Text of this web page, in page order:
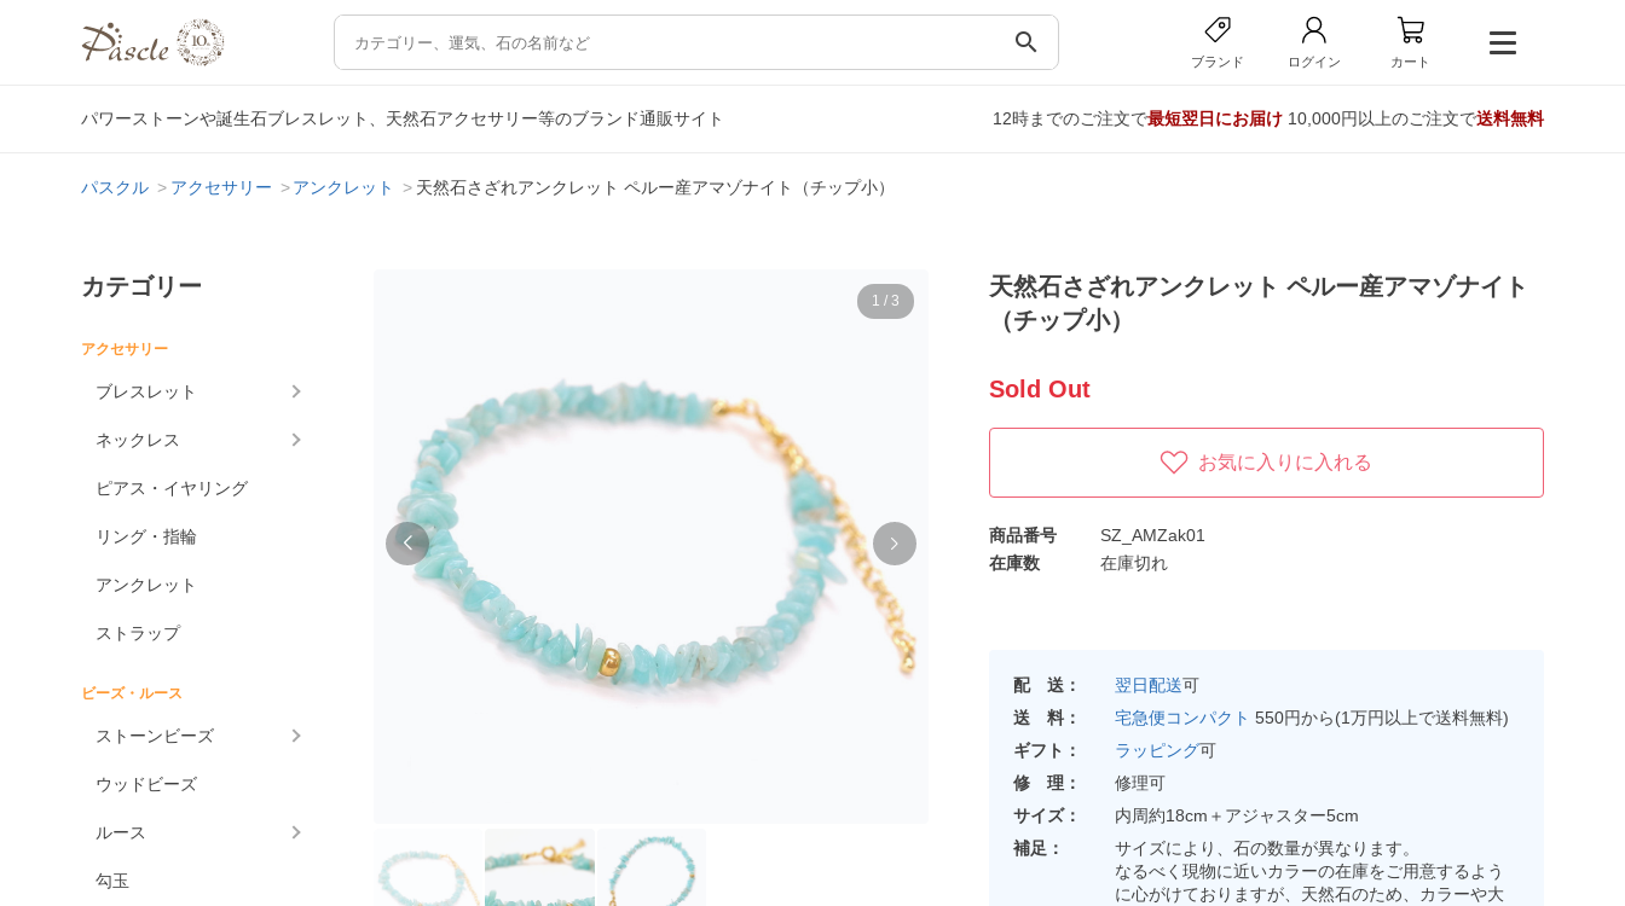
search
ブランド ログイン カート
パワーストーンや誕生石ブレスレット、天然石アクセサリー等のブランド通販サイト 12時までのご注文で最短翌日にお届け10,000円以上のご注文で送料無料
パスクル アクセサリー アンクレット 天然石さざれアンクレット ペルー産アマゾナイト（チップ小）
カテゴリー
アクセサリー
ブレスレット
ネックレス
ピアス・イヤリング
リング・指輪
アンクレット
ストラップ
ビーズ・ルース
ストーンビーズ
ウッドビーズ
ルース
勾玉
1 / 3
天然石さざれアンクレット ペルー産アマゾナイト
（チップ小）
Sold Out
お気に入りに入れる
商品番号
SZ_AMZak01
在庫数
在庫切れ
配 送： 翌日配送可
送 料：
宅急便コンパクト 550円から(1万円以上で送料無料)
ギフト：
ラッピング可
修 理：
修理可
サイズ：
内周約18cm＋アジャスター5cm
補足：
サイズにより、石の数量が異なります。
なるべく現物に近いカラーの在庫をご用意するよう
に心がけておりますが、天然石のため、カラーや大